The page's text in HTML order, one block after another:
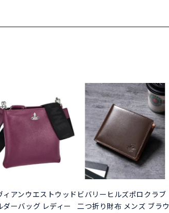
ィアンウエストウッド
ダーバッグ レディー
ビバリーヒルズポロクラブ
二つ折り財布 メンズ ブラウ